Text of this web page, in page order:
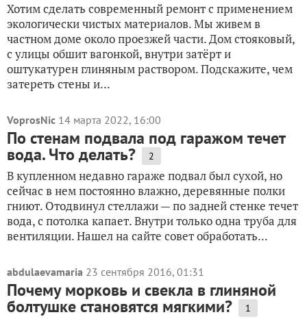
Хотим сделать современный ремонт с применением
экологически чистых материалов. Мы живем в
частном доме около проезжей части. Дом стояковый,
с улицы обшит вагонкой, внутри затёрт и
оштукатурен глиняным раствором. Подскажите, чем
затереть стены и...
VoprosNic 14 марта 2022, 16:00
По стенам подвала под гаражом течет
вода. Что делать? 2
В купленном недавно гараже подвал был сухой, но
сейчас в нем постоянно влажно, деревянные полки
гниют. Отодвинул стеллажи — по задней стенке течет
вода, с потолка капает. Внутри только одна труба для
вентиляции. Нашел на сайте совет обработать...
abdulaevamaria 23 сентября 2016, 01:31
Почему морковь и свекла в глиняной
болтушке становятся мягкими? 1